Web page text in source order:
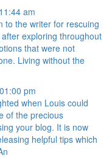
am
to the writer for rescuing
exploring throughout
that were not
Living without the
pm
when Louis could
of the precious
your blog. It is now
helpful tips which